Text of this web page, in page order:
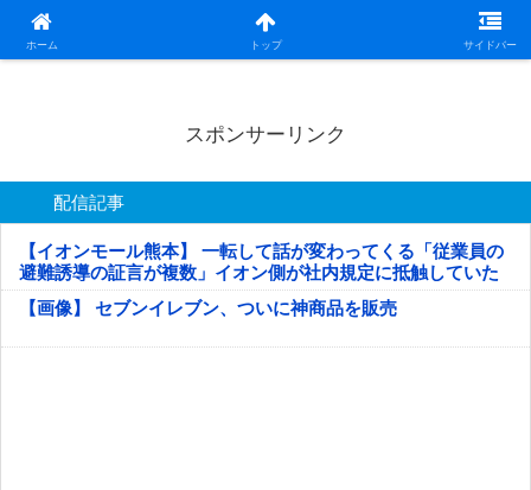
ホーム トップ サイドバー
日本第一！ニュース録
スポンサーリンク
配信記事
【イオンモール熊本】 一転して話が変わってくる「従業員の
避難誘導の証言が複数」イオン側が社内規定に抵触していた
疑い
【画像】 セブンイレブン、ついに神商品を販売